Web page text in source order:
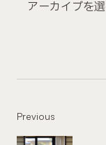
Previous